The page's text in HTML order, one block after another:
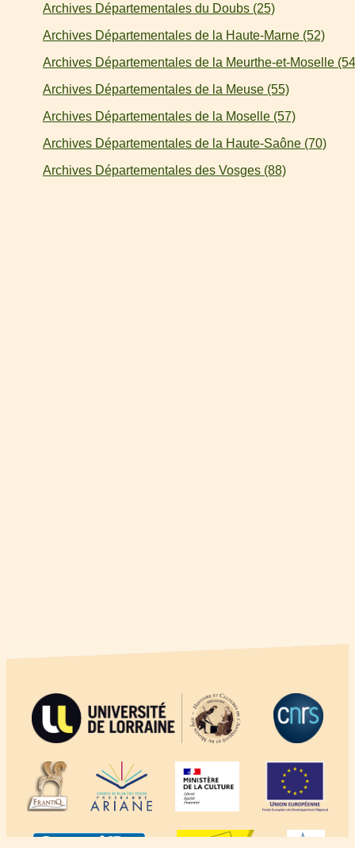
Archives Départementales du Doubs (25)
Archives Départementales de la Haute-Marne (52)
Archives Départementales de la Meurthe-et-Moselle
Archives Départementales de la Meuse (55)
Archives Départementales de la Moselle (57)
Archives Départementales de la Haute-Saône (70)
Archives Départementales des Vosges (88)